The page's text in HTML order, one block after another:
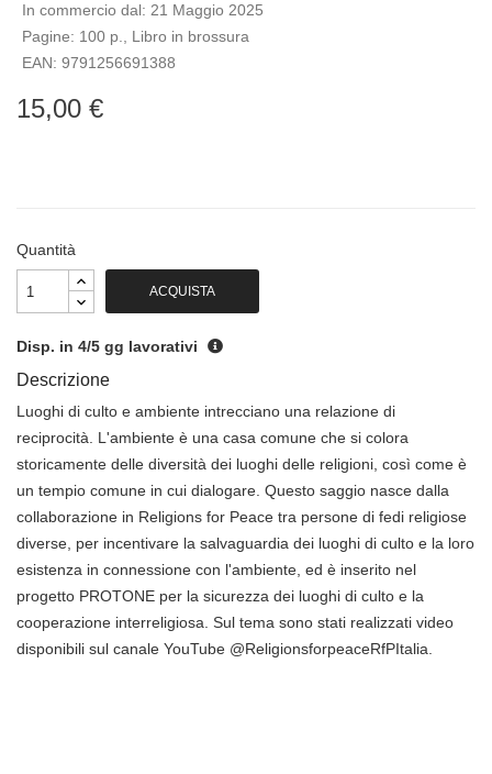
In commercio dal: 21 Maggio 2025
Pagine: 100 p., Libro in brossura
EAN: 9791256691388
15,00 €
Quantità
ACQUISTA
Disp. in 4/5 gg lavorativi
Descrizione
Luoghi di culto e ambiente intrecciano una relazione di
reciprocità. L'ambiente è una casa comune che si colora
storicamente delle diversità dei luoghi delle religioni, così come è
un tempio comune in cui dialogare. Questo saggio nasce dalla
collaborazione in Religions for Peace tra persone di fedi religiose
diverse, per incentivare la salvaguardia dei luoghi di culto e la loro
esistenza in connessione con l'ambiente, ed è inserito nel
progetto PROTONE per la sicurezza dei luoghi di culto e la
cooperazione interreligiosa. Sul tema sono stati realizzati video
disponibili sul canale YouTube @ReligionsforpeaceRfPItalia.